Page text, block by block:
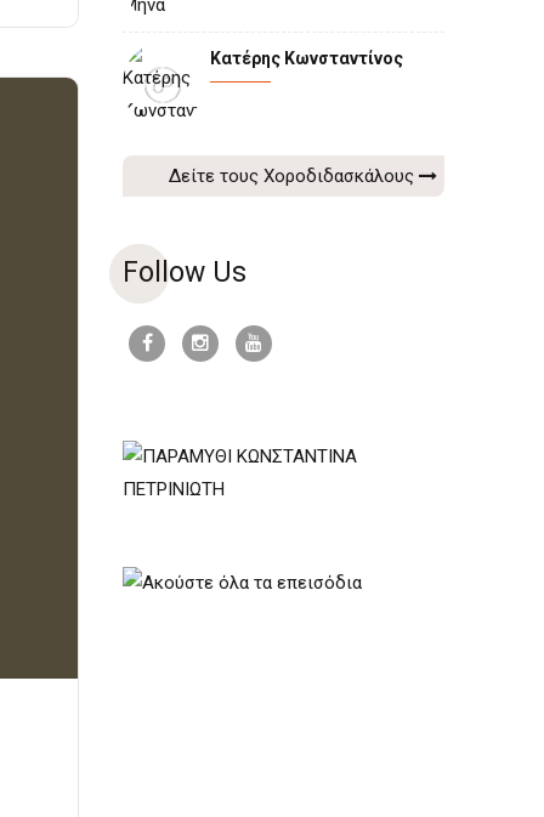
Κατέρης Κωνσταντίνος
Δείτε τους Χοροδιδασκάλους
Follow Us